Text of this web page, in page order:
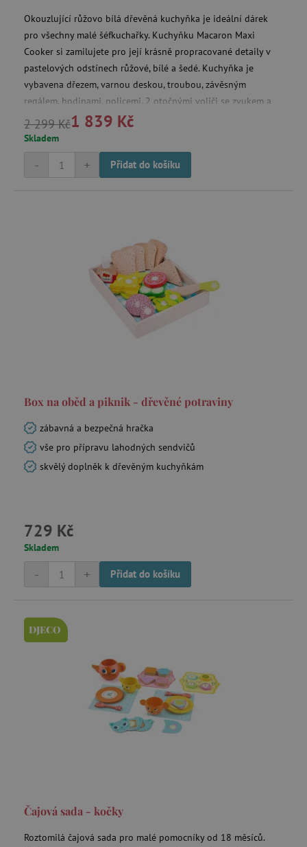
Okouzlující růžovo bílá dřevěná kuchyňka je ideální dárek
pro všechny malé šéfkuchařky. Kuchyňku Macaron Maxi
Cooker si zamilujete pro její krásně propracované detaily v
pastelových odstínech růžové, bílé a šedé. Kuchyňka je
vybavena dřezem, varnou deskou, troubou, závěsným
regálem, hodinami, policemi, 2 otočnými voliči se zvukem a
úložným prostorem.
2 299 Kč1 839 Kč
Skladem
+
- Přidat do košíku
Box na oběd a piknik - dřevěné potraviny
zábavná a bezpečná hračka
vše pro přípravu lahodných sendvičů
skvělý doplněk k dřevěným kuchyňkám
729 Kč
Skladem
+
- Přidat do košíku
DJECO
Čajová sada - kočky
Roztomilá čajová sada pro malé pomocníky od 18 měsíců.